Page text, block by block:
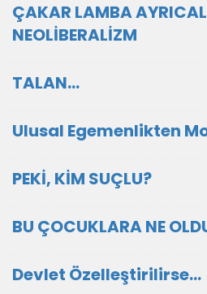
ÇAKAR LAMBA
NEOLİBERALİZM
TALAN…
Ulusal Egemenlikten
PEKİ, KİM SUÇLU?
BU ÇOCUKLARA NE
Devlet Özelleştirilirse…